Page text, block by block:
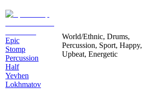
Epic
Stomp
Percussion
Half
Yevhen
Lokhmatov
World/Ethnic, Drums,
Percussion, Sport, Happy,
Upbeat, Energetic